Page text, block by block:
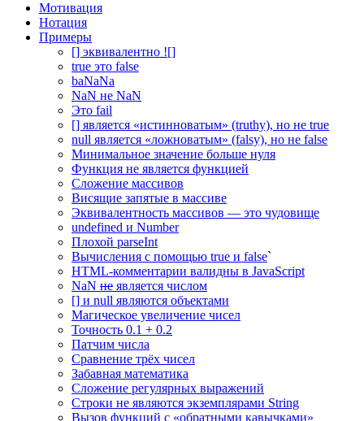
Мотивация
Нотация
Примеры
[] эквивалентно ![]
true это false
baNaNa
NaN не NaN
Это fail
[] является «истинноватым» (truthy), но не true
null является «ложноватым» (falsy), но не false
Минимальное значение больше нуля
Функция не является функцией
Сложение массивов
Висящие запятые в массиве
Эквивалентность массивов — это чудовище
undefined и Number
Плохой parseInt
Вычисления с помощью true и false`
HTML-комментарии валидны в JavaScript
NaN не является числом
[] и null являются объектами
Магическое увеличение чисел
Точность 0.1 + 0.2
Патчим числа
Сравнение трёх чисел
Забавная математика
Сложение регулярных выражений
Строки не являются экземплярами String
Вызов функций с «обратными кавычками»